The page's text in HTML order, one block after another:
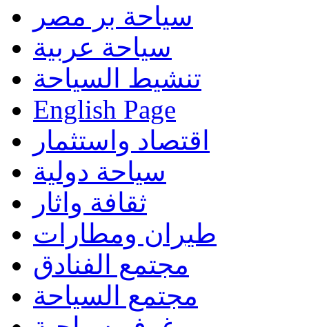
سياحة بر مصر
سياحة عربية
تنشيط السياحة
English Page
اقتصاد واستثمار
سياحة دولية
ثقافة واثار
طيران ومطارات
مجتمع الفنادق
مجتمع السياحة